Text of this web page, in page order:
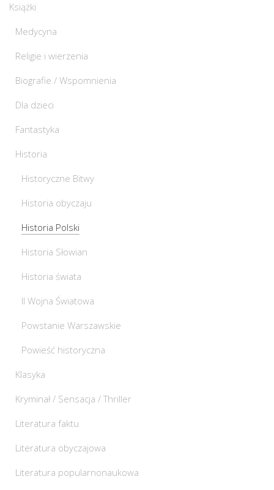
Książki
Medycyna
Religie i wierzenia
Biografie / Wspomnienia
Dla dzieci
Fantastyka
Historia
Historyczne Bitwy
Historia obyczaju
Historia Polski
Historia Słowian
Historia świata
II Wojna Światowa
Powstanie Warszawskie
Powieść historyczna
Klasyka
Kryminał / Sensacja / Thriller
Literatura faktu
Literatura obyczajowa
Literatura popularnonaukowa